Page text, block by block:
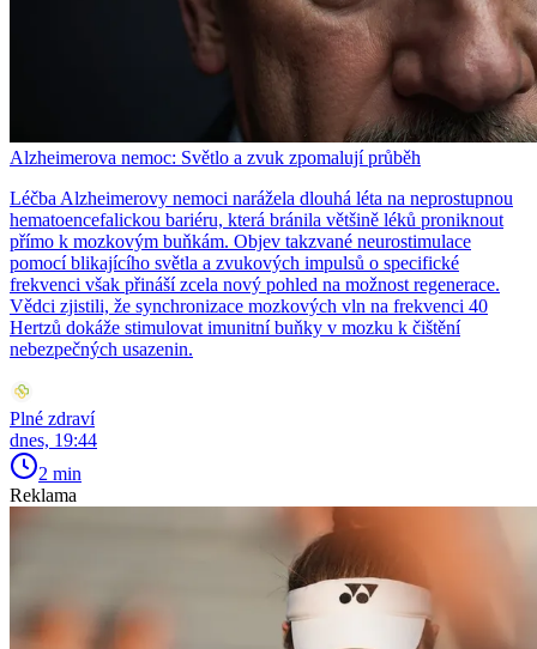
Alzheimerova nemoc: Světlo a zvuk zpomalují průběh
Léčba Alzheimerovy nemoci narážela dlouhá léta na neprostupnou
hematoencefalickou bariéru, která bránila většině léků proniknout
přímo k mozkovým buňkám. Objev takzvané neurostimulace
pomocí blikajícího světla a zvukových impulsů o specifické
frekvenci však přináší zcela nový pohled na možnost regenerace.
Vědci zjistili, že synchronizace mozkových vln na frekvenci 40
Hertzů dokáže stimulovat imunitní buňky v mozku k čištění
nebezpečných usazenin.
Plné zdraví
dnes, 19:44
2 min
Reklama